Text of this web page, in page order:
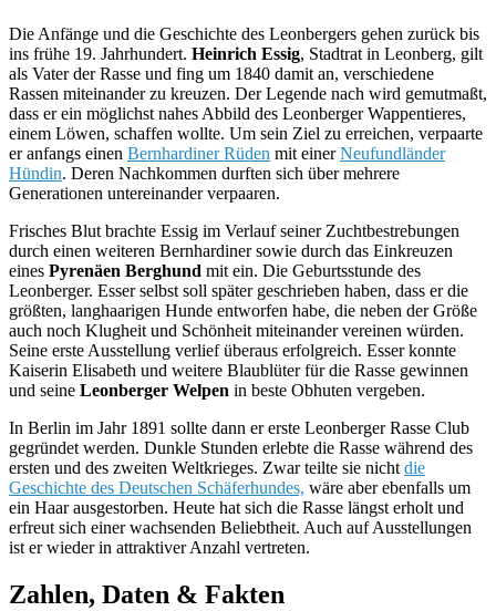
Die Anfänge und die Geschichte des Leonbergers gehen zurück bis
ins frühe 19. Jahrhundert. Heinrich Essig, Stadtrat in Leonberg, gilt
als Vater der Rasse und fing um 1840 damit an, verschiedene
Rassen miteinander zu kreuzen. Der Legende nach wird gemutmaßt,
dass er ein möglichst nahes Abbild des Leonberger Wappentieres,
einem Löwen, schaffen wollte. Um sein Ziel zu erreichen, verpaarte
er anfangs einen Bernhardiner Rüden mit einerNeufundländer
Hündin. Deren Nachkommen durften sich über mehrere
Generationen untereinander verpaaren.
Frisches Blut brachte Essig im Verlauf seiner Zuchtbestrebungen
durch einen weiteren Bernhardiner sowie durch das Einkreuzen
eines Pyrenäen Berghund mit ein. Die Geburtsstunde des
Leonberger. Esser selbst soll später geschrieben haben, dass er die
größten, langhaarigen Hunde entworfen habe, die neben der Größe
auch noch Klugheit und Schönheit miteinander vereinen würden.
Seine erste Ausstellung verlief überaus erfolgreich. Esser konnte
Kaiserin Elisabeth und weitere Blaublüter für die Rasse gewinnen
und seine Leonberger Welpen in beste Obhuten vergeben.
In Berlin im Jahr 1891 sollte dann er erste Leonberger Rasse Club
gegründet werden. Dunkle Stunden erlebte die Rasse während des
ersten und des zweiten Weltkrieges. Zwar teilte sie nicht die
Geschichte des Deutschen Schäferhundes, wäre aber ebenfalls um
ein Haar ausgestorben. Heute hat sich die Rasse längst erholt und
erfreut sich einer wachsenden Beliebtheit. Auch auf Ausstellungen
ist er wieder in attraktiver Anzahl vertreten.
Zahlen, Daten & Fakten